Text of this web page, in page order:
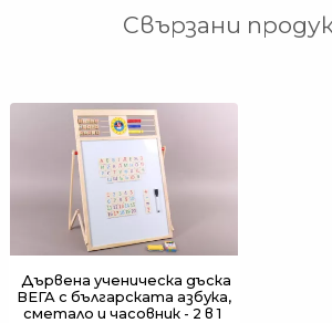
Свързани
Дървена ученическа дъска
ВЕГА с българската азбука,
сметало и часовник - 2 в 1